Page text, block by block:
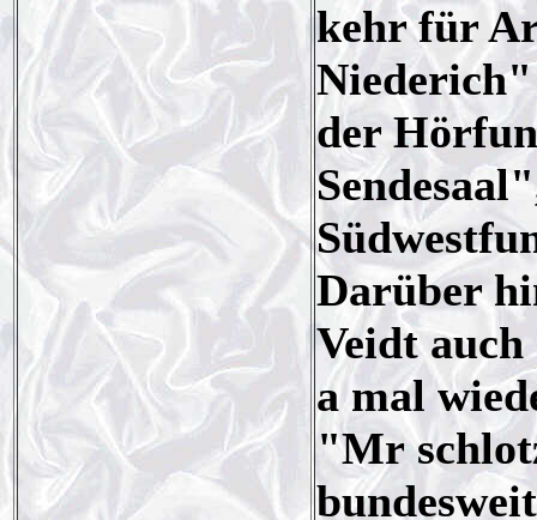
kehr für
der
Darüber
Veidt
a mal
"Mr